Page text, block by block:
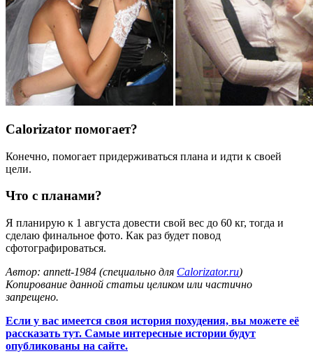
Calorizator помогает?
Конечно, помогает придерживаться плана и идти к своей
цели.
Что с планами?
Я планирую к 1 августа довести свой вес до 60 кг, тогда и
сделаю финальное фото. Как раз будет повод
сфотографироваться.
Автор: annett-1984 (специально для Calorizator.ru)
Копирование данной статьи целиком или частично
запрещено.
Если у вас имеется своя история похудения, вы можете её
рассказать тут. Самые интересные истории будут
опубликованы на сайте.